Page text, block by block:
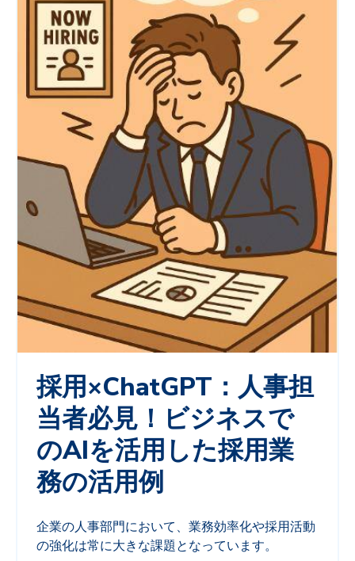
採用×ChatGPT：人事担
当者必見！ビジネスで
のAIを活用した採用業
務の活用例
企業の人事部門において、業務効率化や採用活動
の強化は常に大きな課題となっています。